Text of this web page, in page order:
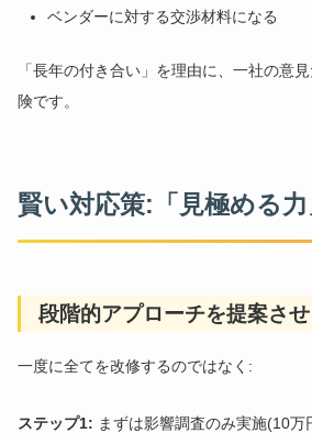
ベンダーに対する交渉材料になる
「長年の付き合い」を理由に、一社の意
険です。
賢い対応策:「見極める
段階的アプローチを提案さ
一度に全てを改修するのではなく:
ステップ1: まずは影響調査のみ実施(10万